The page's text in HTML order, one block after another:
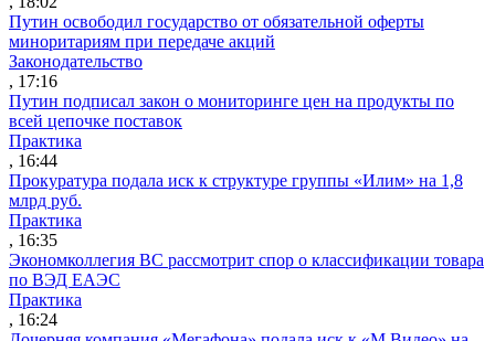
Путин освободил государство от обязательной оферты
миноритариям при передаче акций
Законодательство
, 17:16
Путин подписал закон о мониторинге цен на продукты по
всей цепочке поставок
Практика
, 16:44
Прокуратура подала иск к структуре группы «Илим» на 1,8
млрд руб.
Практика
, 16:35
Экономколлегия ВС рассмотрит спор о классификации товара
по ВЭД ЕАЭС
Практика
, 16:24